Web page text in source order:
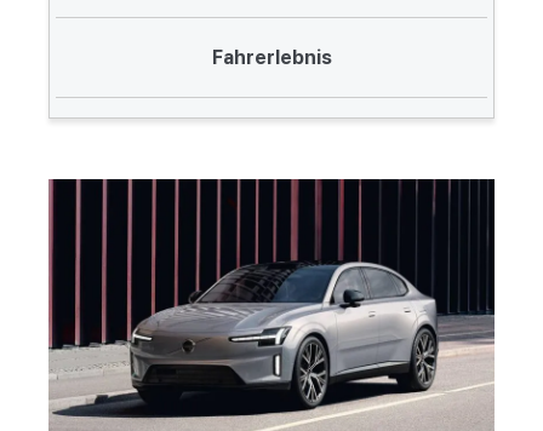
Fahrerlebnis